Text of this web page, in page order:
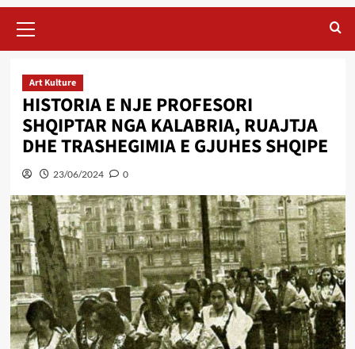
Menu
Art Kulture
HISTORIA E NJE PROFESORI
SHQIPTAR NGA KALABRIA, RUAJTJA
DHE TRASHEGIMIA E GJUHES SHQIPE
23/06/2024 0